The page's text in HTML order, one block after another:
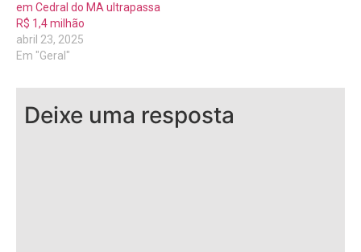
em Cedral do MA ultrapassa
R$ 1,4 milhão
abril 23, 2025
Em "Geral"
Deixe uma resposta